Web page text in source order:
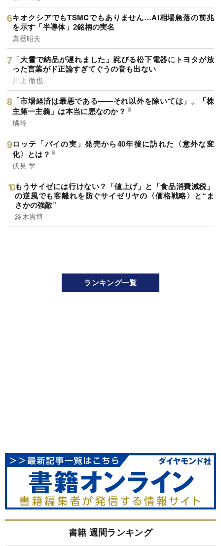
キオクシアでもTSMCでもありません…AI相場急落の前兆
を示す「半導体」2銘柄の実名
真壁昭夫
「大雪で納品が遅れました」詫びる松下電器にトヨタが放
った言葉がド正論すぎてぐうの音も出ない
川上 徹也
「市場経済は最悪である――それ以外を除いては」。「株
主第一主義」は本当に悪なのか？
橘玲
ロッテ「パイの実」発売から40年後に訪れた〈意外な変
化〉とは？
伏見 学
もうサイゼには行けない？「値上げ」と「食品消費減税」
の逆風でも客離れを防ぐサイゼリヤの〈価格戦略〉と“ま
さかの強敵”
鈴木貴博
ランキング一覧
書籍 週間ランキング